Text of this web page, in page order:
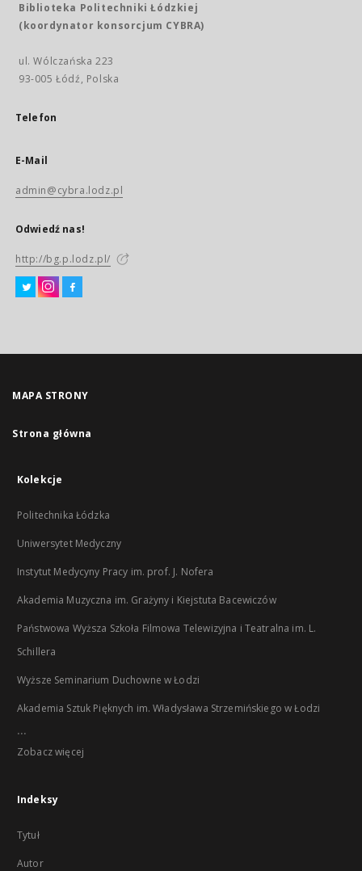
Biblioteka Politechniki Łódzkiej
(koordynator konsorcjum CYBRA)
ul. Wólczańska 223
93-005 Łódź, Polska
Telefon
E-Mail
admin@cybra.lodz.pl
Odwiedź nas!
http://bg.p.lodz.pl/
MAPA STRONY
Strona główna
Kolekcje
Politechnika Łódzka
Uniwersytet Medyczny
Instytut Medycyny Pracy im. prof. J. Nofera
Akademia Muzyczna im. Grażyny i Kiejstuta Bacewiczów
Państwowa Wyższa Szkoła Filmowa Telewizyjna i Teatralna im. L.
Schillera
Wyższe Seminarium Duchowne w Łodzi
Akademia Sztuk Pięknych im. Władysława Strzemińskiego w Łodzi
...
Zobacz więcej
Indeksy
Tytuł
Autor